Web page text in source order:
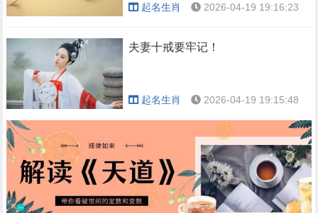
起名生肖 2026-04-19 19:16:23
夫妻十戒要牢记！
起名生肖 2026-04-19 19:15:48